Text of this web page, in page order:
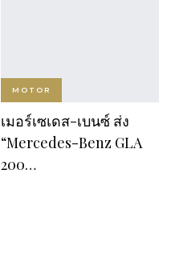
“CHANGAN” กวาดยอด
จองรถยนต์ไฟฟ้าในงาน